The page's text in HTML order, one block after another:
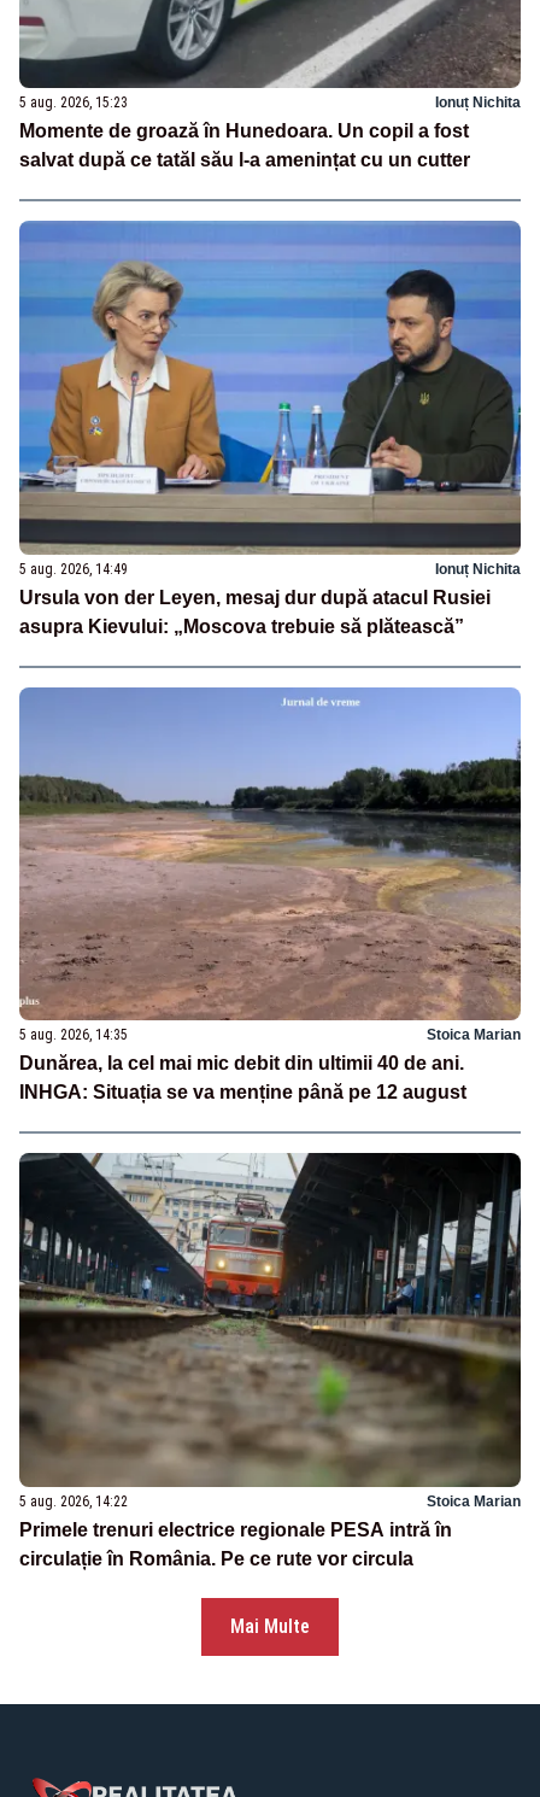
5 aug. 2026, 15:23 Ionuț Nichita
Momente de groază în Hunedoara. Un copil a fost
salvat după ce tatăl său l-a amenințat cu un cutter
5 aug. 2026, 14:49 Ionuț Nichita
Ursula von der Leyen, mesaj dur după atacul Rusiei
asupra Kievului: „Moscova trebuie să plătească”
5 aug. 2026, 14:35 Stoica Marian
Dunărea, la cel mai mic debit din ultimii 40 de ani.
INHGA: Situația se va menține până pe 12 august
5 aug. 2026, 14:22 Stoica Marian
Primele trenuri electrice regionale PESA intră în
circulație în România. Pe ce rute vor circula
Mai Multe